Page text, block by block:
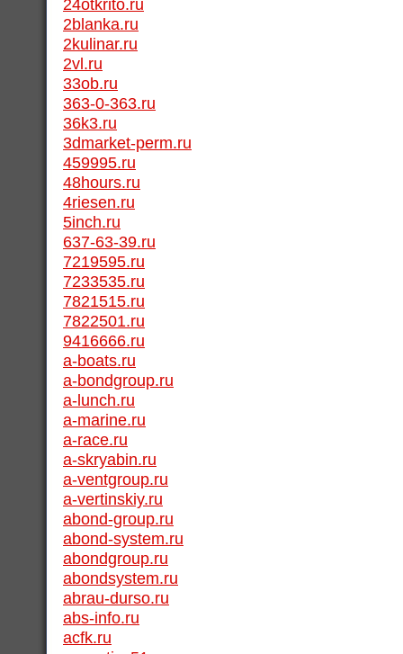
24otkrito.ru
2blanka.ru
2kulinar.ru
2vl.ru
33ob.ru
363-0-363.ru
36k3.ru
3dmarket-perm.ru
459995.ru
48hours.ru
4riesen.ru
5inch.ru
637-63-39.ru
7219595.ru
7233535.ru
7821515.ru
7822501.ru
9416666.ru
a-boats.ru
a-bondgroup.ru
a-lunch.ru
a-marine.ru
a-race.ru
a-skryabin.ru
a-ventgroup.ru
a-vertinskiy.ru
abond-group.ru
abond-system.ru
abondgroup.ru
abondsystem.ru
abrau-durso.ru
abs-info.ru
acfk.ru